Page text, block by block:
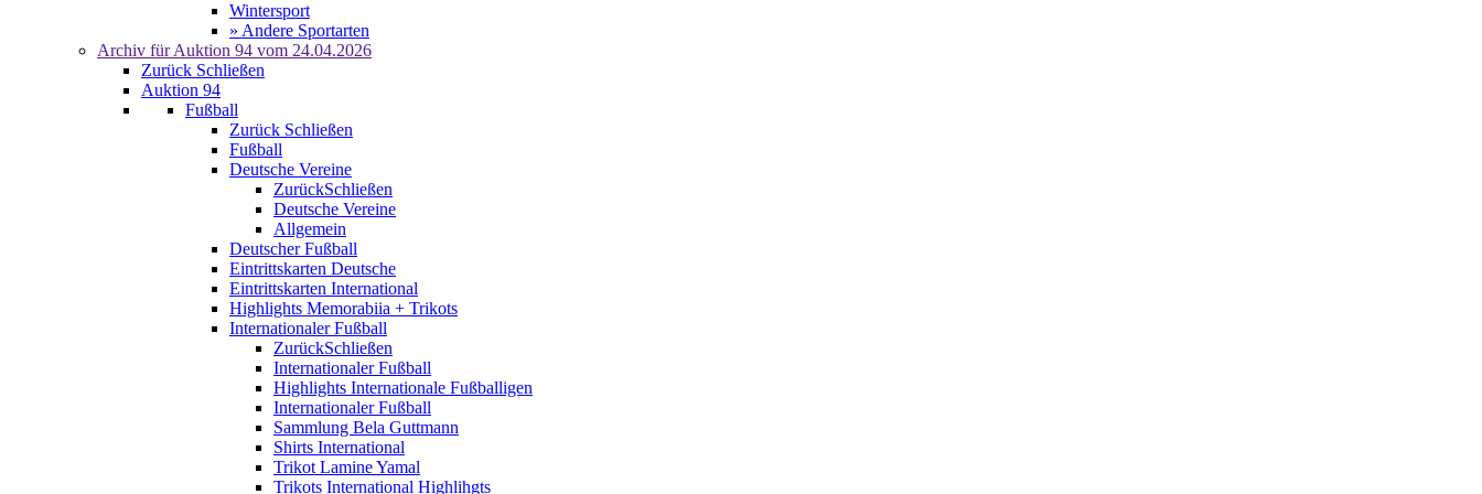
Wintersport
» Andere Sportarten
Archiv für Auktion 94 vom 24.04.2026
Zurück Schließen
Auktion 94
Fußball
Zurück Schließen
Fußball
Deutsche Vereine
ZurückSchließen
Deutsche Vereine
Allgemein
Deutscher Fußball
Eintrittskarten Deutsche
Eintrittskarten International
Highlights Memorabiia + Trikots
Internationaler Fußball
ZurückSchließen
Internationaler Fußball
Highlights Internationale Fußballigen
Internationaler Fußball
Sammlung Bela Guttmann
Shirts International
Trikot Lamine Yamal
Trikots International Highlihgts